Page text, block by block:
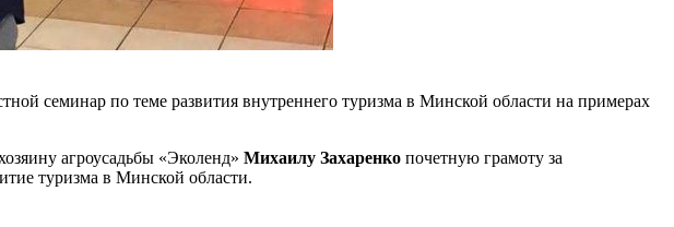
семинар по теме развития внутреннего туризма в Минской области на примерах
агроусадьбы «Эколенд» Михаилу Захаренко почетную грамоту за
туризма в Минской области.